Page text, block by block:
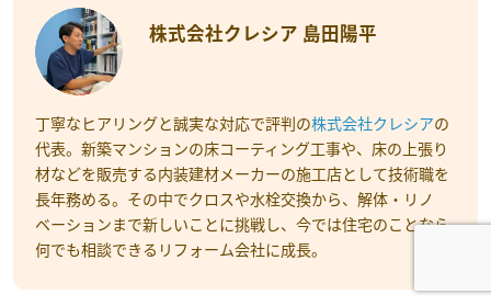
株式会社クレシア 島田陽平
丁寧なヒアリングと誠実な対応で評判の株式会社クレシアの
代表。新築マンションの床コーティング工事や、床の上張り
材などを販売する内装建材メーカーの施工店として技術職を
長年務める。その中でクロスや水栓交換から、解体・リノ
ベーションまで新しいことに挑戦し、今では住宅のことなら
何でも相談できるリフォーム会社に成長。